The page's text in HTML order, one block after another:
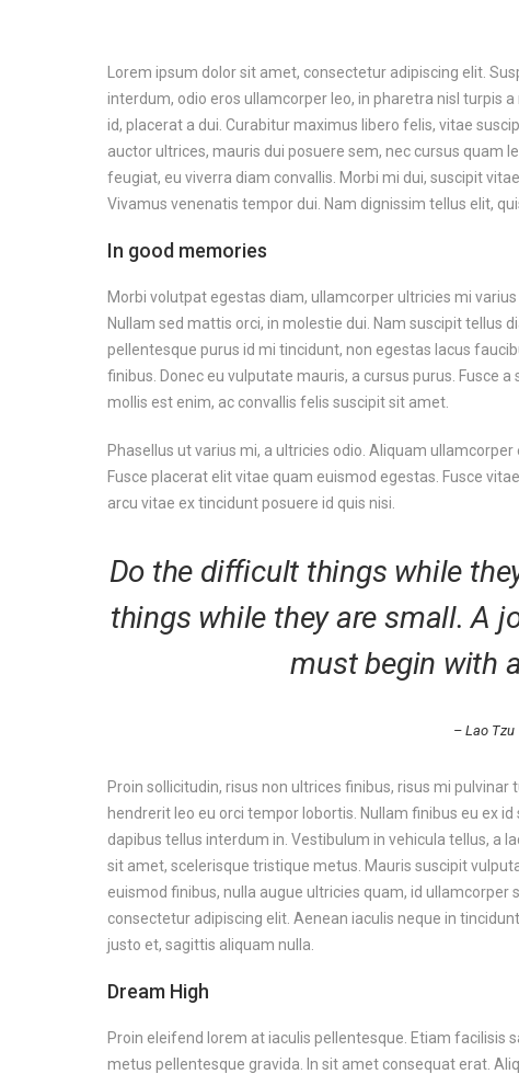
Lorem ipsum dolor sit amet, consectetur adipiscing elit.
interdum, odio eros ullamcorper leo, in pharetra nisl turpis
id, placerat a dui. Curabitur maximus libero felis, vitae
auctor ultrices, mauris dui posuere sem, nec cursus quam
feugiat, eu viverra diam convallis. Morbi mi dui, suscipit
Vivamus venenatis tempor dui. Nam dignissim tellus elit,
In good memories
Morbi volutpat egestas diam, ullamcorper ultricies mi
Nullam sed mattis orci, in molestie dui. Nam suscipit tellus
pellentesque purus id mi tincidunt, non egestas lacus
finibus. Donec eu vulputate mauris, a cursus purus. Fusce
mollis est enim, ac convallis felis suscipit sit amet.
Phasellus ut varius mi, a ultricies odio. Aliquam
Fusce placerat elit vitae quam euismod egestas. Fusce
arcu vitae ex tincidunt posuere id quis nisi.
Do the difficult things while
things while they are small. A
must begin with
– Lao Tzu
Proin sollicitudin, risus non ultrices finibus, risus mi
hendrerit leo eu orci tempor lobortis. Nullam finibus eu ex
dapibus tellus interdum in. Vestibulum in vehicula tellus, a
sit amet, scelerisque tristique metus. Mauris suscipit
euismod finibus, nulla augue ultricies quam, id
consectetur adipiscing elit. Aenean iaculis neque in
justo et, sagittis aliquam nulla.
Dream High
Proin eleifend lorem at iaculis pellentesque. Etiam facilisis
metus pellentesque gravida. In sit amet consequat erat.